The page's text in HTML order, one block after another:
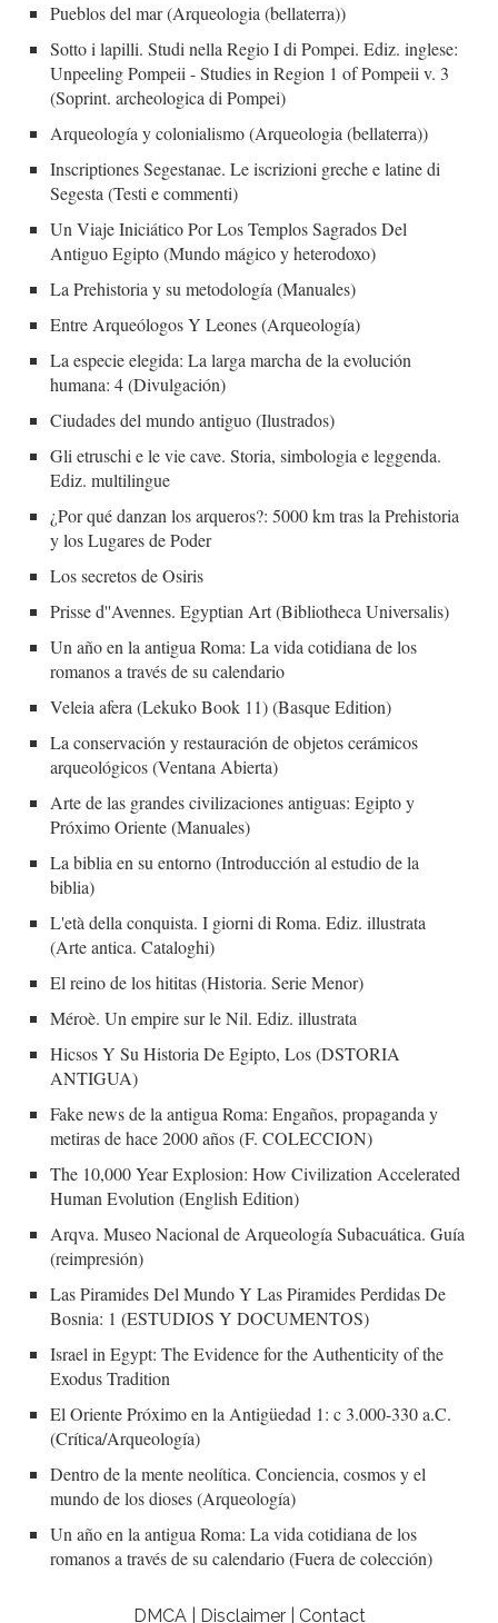
Pueblos del mar (Arqueologia (bellaterra))
Sotto i lapilli. Studi nella Regio I di Pompei. Ediz. inglese:
Unpeeling Pompeii - Studies in Region 1 of Pompeii v. 3
(Soprint. archeologica di Pompei)
Arqueología y colonialismo (Arqueologia (bellaterra))
Inscriptiones Segestanae. Le iscrizioni greche e latine di
Segesta (Testi e commenti)
Un Viaje Iniciático Por Los Templos Sagrados Del
Antiguo Egipto (Mundo mágico y heterodoxo)
La Prehistoria y su metodología (Manuales)
Entre Arqueólogos Y Leones (Arqueología)
La especie elegida: La larga marcha de la evolución
humana: 4 (Divulgación)
Ciudades del mundo antiguo (Ilustrados)
Gli etruschi e le vie cave. Storia, simbologia e leggenda.
Ediz. multilingue
¿Por qué danzan los arqueros?: 5000 km tras la Prehistoria
y los Lugares de Poder
Los secretos de Osiris
Prisse d''Avennes. Egyptian Art (Bibliotheca Universalis)
Un año en la antigua Roma: La vida cotidiana de los
romanos a través de su calendario
Veleia afera (Lekuko Book 11) (Basque Edition)
La conservación y restauración de objetos cerámicos
arqueológicos (Ventana Abierta)
Arte de las grandes civilizaciones antiguas: Egipto y
Próximo Oriente (Manuales)
La biblia en su entorno (Introducción al estudio de la
biblia)
L'età della conquista. I giorni di Roma. Ediz. illustrata
(Arte antica. Cataloghi)
El reino de los hititas (Historia. Serie Menor)
Méroè. Un empire sur le Nil. Ediz. illustrata
Hicsos Y Su Historia De Egipto, Los (DSTORIA
ANTIGUA)
Fake news de la antigua Roma: Engaños, propaganda y
metiras de hace 2000 años (F. COLECCION)
The 10,000 Year Explosion: How Civilization Accelerated
Human Evolution (English Edition)
Arqva. Museo Nacional de Arqueología Subacuática. Guía
(reimpresión)
Las Piramides Del Mundo Y Las Piramides Perdidas De
Bosnia: 1 (ESTUDIOS Y DOCUMENTOS)
Israel in Egypt: The Evidence for the Authenticity of the
Exodus Tradition
El Oriente Próximo en la Antigüedad 1: c 3.000-330 a.C.
(Crítica/Arqueología)
Dentro de la mente neolítica. Conciencia, cosmos y el
mundo de los dioses (Arqueología)
Un año en la antigua Roma: La vida cotidiana de los
romanos a través de su calendario (Fuera de colección)
DMCA | Disclaimer | Contact